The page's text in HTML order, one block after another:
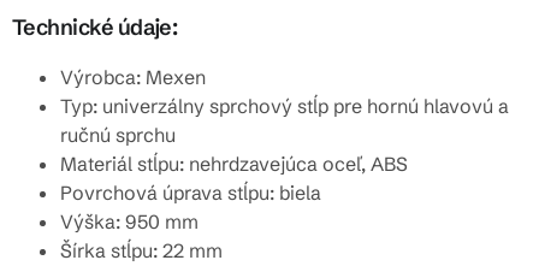
Technické údaje:
Výrobca: Mexen
Typ: univerzálny sprchový stĺp pre hornú hlavovú a
ručnú sprchu
Materiál stĺpu: nehrdzavejúca oceľ, ABS
Povrchová úprava stĺpu: biela
Výška: 950 mm
Šírka stĺpu: 22 mm